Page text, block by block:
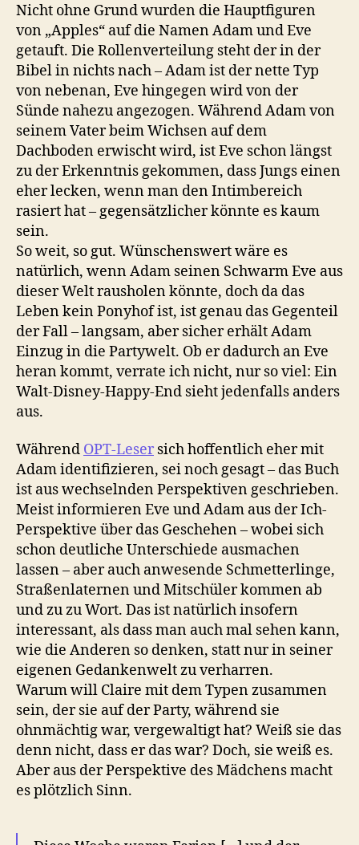
Nicht ohne Grund wurden die Hauptfiguren
von „Apples“ auf die Namen Adam und Eve
getauft. Die Rollenverteilung steht der in der
Bibel in nichts nach – Adam ist der nette Typ
von nebenan, Eve hingegen wird von der
Sünde nahezu angezogen. Während Adam von
seinem Vater beim Wichsen auf dem
Dachboden erwischt wird, ist Eve schon längst
zu der Erkenntnis gekommen, dass Jungs einen
eher lecken, wenn man den Intimbereich
rasiert hat – gegensätzlicher könnte es kaum
sein.
So weit, so gut. Wünschenswert wäre es
natürlich, wenn Adam seinen Schwarm Eve aus
dieser Welt rausholen könnte, doch da das
Leben kein Ponyhof ist, ist genau das Gegenteil
der Fall – langsam, aber sicher erhält Adam
Einzug in die Partywelt. Ob er dadurch an Eve
heran kommt, verrate ich nicht, nur so viel: Ein
Walt-Disney-Happy-End sieht jedenfalls anders
aus.
Während OPT-Leser sich hoffentlich eher mit
Adam identifizieren, sei noch gesagt – das Buch
ist aus wechselnden Perspektiven geschrieben.
Meist informieren Eve und Adam aus der Ich-
Perspektive über das Geschehen – wobei sich
schon deutliche Unterschiede ausmachen
lassen – aber auch anwesende Schmetterlinge,
Straßenlaternen und Mitschüler kommen ab
und zu zu Wort. Das ist natürlich insofern
interessant, als dass man auch mal sehen kann,
wie die Anderen so denken, statt nur in seiner
eigenen Gedankenwelt zu verharren.
Warum will Claire mit dem Typen zusammen
sein, der sie auf der Party, während sie
ohnmächtig war, vergewaltigt hat? Weiß sie das
denn nicht, dass er das war? Doch, sie weiß es.
Aber aus der Perspektive des Mädchens macht
es plötzlich Sinn.